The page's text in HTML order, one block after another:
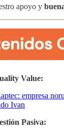
apoyo y
Value:
empresa
Ivan
Pasiva: